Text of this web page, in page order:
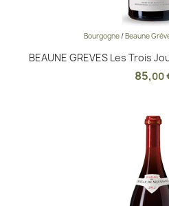
Bourgogne/Beaune
BEAUNE GREVES Les Trois
85,00